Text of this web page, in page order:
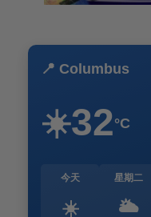
📍 Columbus
☀️32°C
今天
☀️
星期二
🌥️